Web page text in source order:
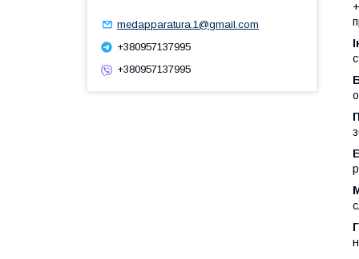
medapparatura.1@gmail.com
+380957137995
+380957137995